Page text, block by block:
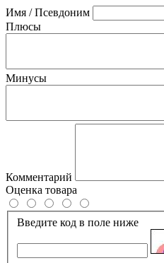
Имя / Псевдоним
Плюсы
Минусы
Комментарий
Оценка товара
Введите код в поле ниже